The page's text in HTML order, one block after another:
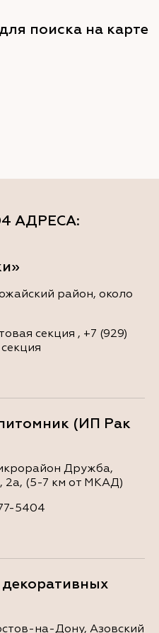
АДРЕСА:
район, около
секция , +7 (929)
(ИП Рак
Дружба,
2а, (5-7 км от МКАД)
5404
на-Дону, Азовский
поиска на карте